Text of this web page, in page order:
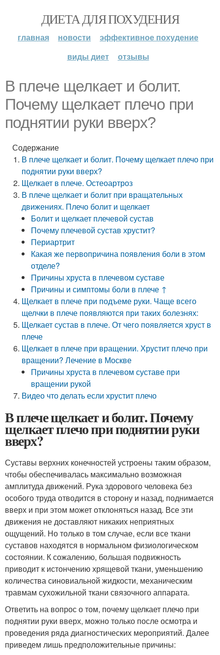
ДИЕТА ДЛЯ ПОХУДЕНИЯ
главная новости
эффективное похудение
виды диет
отзывы
В плече щелкает и болит.
Почему щелкает плечо при
поднятии руки вверх?
Содержание
В плече щелкает и болит. Почему щелкает плечо при
поднятии руки вверх?
Щелкает в плече. Остеоартроз
В плече щелкает и болит при вращательных
движениях. Плечо болит и щелкает
Болит и щелкает плечевой сустав
Почему плечевой сустав хрустит?
Периартрит
Какая же первопричина появления боли в этом
отделе?
Причины хруста в плечевом суставе
Причины и симптомы боли в плече ↑
Щелкает в плече при подъеме руки. Чаще всего
щелчки в плече появляются при таких болезнях:
Щелкает сустав в плече. От чего появляется хруст в
плече
Щелкает в плече при вращении. Хрустит плечо при
вращении? Лечение в Москве
Причины хруста в плечевом суставе при
вращении рукой
Видео что делать если хрустит плечо
В плече щелкает и болит. Почему
щелкает плечо при поднятии руки
вверх?
Суставы верхних конечностей устроены таким образом,
чтобы обеспечивалась максимально возможная
амплитуда движений. Рука здорового человека без
особого труда отводится в сторону и назад, поднимается
вверх и при этом может отклоняться назад. Все эти
движения не доставляют никаких неприятных
ощущений. Но только в том случае, если все ткани
суставов находятся в нормальном физиологическом
состоянии. К сожалению, большая подвижность
приводит к истончению хрящевой ткани, уменьшению
количества синовиальной жидкости, механическим
травмам сухожильной ткани связочного аппарата.
Ответить на вопрос о том, почему щелкает плечо при
поднятии руки вверх, можно только после осмотра и
проведения ряда диагностических мероприятий. Далее
приведем лишь предположительные причины: